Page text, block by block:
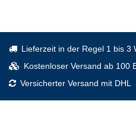
Lieferzeit in der Regel 1 bis 3
Kostenloser Versand ab 100
Versicherter Versand mit DHL